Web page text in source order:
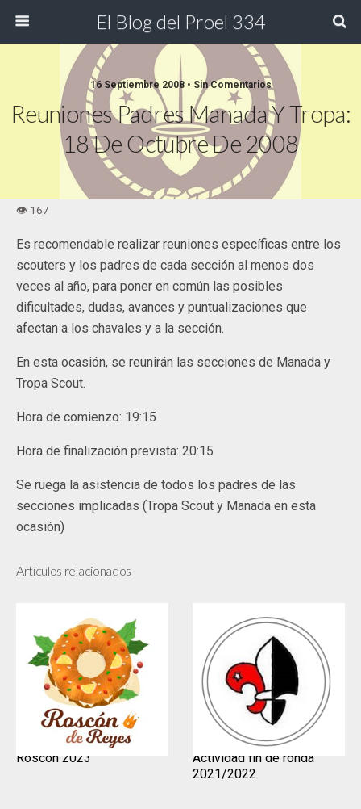
El Blog del Proel 334
16 Septiembre 2008 • Sin Comentarios
Reuniones Padres Manada Y Tropa:
18 De Octubre De 2008
Es recomendable realizar reuniones específicas entre los
scouters y los padres de cada sección al menos dos
veces al año, para poner en común las posibles
dificultades, dudas, avances y puntualizaciones que
afectan a los chavales y a la sección.
En esta ocasión, se reunirán las secciones de Manada y
Tropa Scout.
Hora de comienzo: 19:15
Hora de finalización prevista: 20:15
Se ruega la asistencia de todos los padres de las
secciones implicadas (Tropa Scout y Manada en esta
ocasión)
Artículos relacionados
Roscón 2023
Actividad fin de ronda
2021/2022